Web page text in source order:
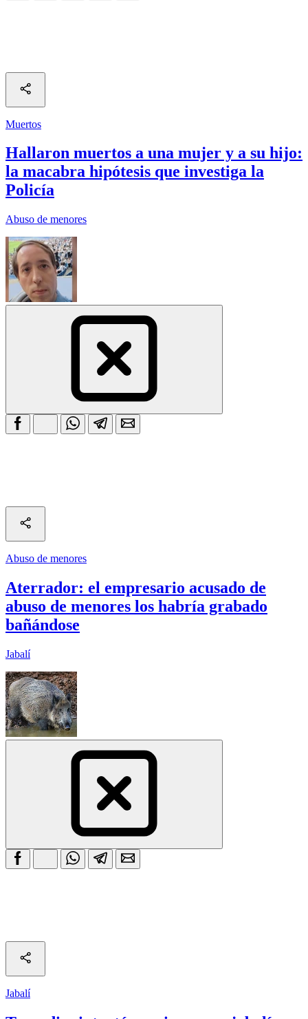
Muertos
Hallaron muertos a una mujer y a su hijo:
la macabra hipótesis que investiga la
Policía
Abuso de menores
Abuso de menores
Aterrador: el empresario acusado de
abuso de menores los habría grabado
bañándose
Jabalí
Jabalí